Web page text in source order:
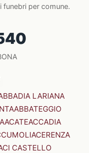
funebri per comune.
LARIANA
ABBATEGGIO
ACATEACCADIA
ACERENZA
CASTELLO